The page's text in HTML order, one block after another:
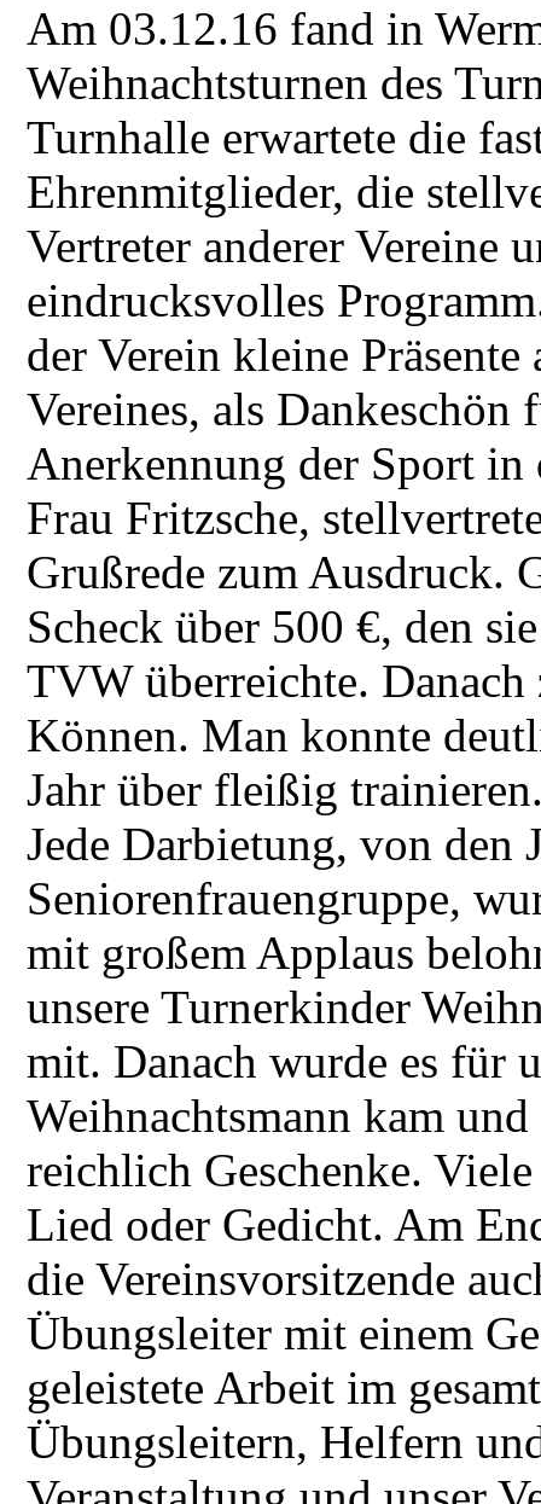
Am 03.12.16 fand in
Weihnachtsturnen des
Turnhalle erwartete die
Ehrenmitglieder, die
Vertreter anderer Vereine
eindrucksvolles
der Verein kleine
Vereines, als
Anerkennung der Sport in
Frau Fritzsche,
Grußrede zum Ausdruck.
Scheck über 500 €, den
TVW überreichte.
Können. Man konnte
Jahr über fleißig
Jede Darbietung, von den
Seniorenfrauengruppe,
mit großem Applaus
unsere Turnerkinder
mit. Danach wurde es für
Weihnachtsmann kam
reichlich Geschenke.
Lied oder Gedicht. Am
die Vereinsvorsitzende
Übungsleiter mit einem
geleistete Arbeit im
Übungsleitern, Helfern